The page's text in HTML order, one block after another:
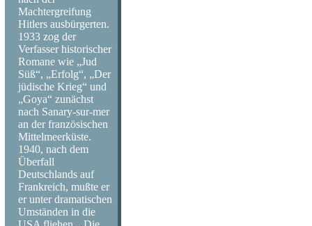
Machtergreifung
Hitlers ausbürgerten.
1933 zog der
Verfasser historischer
Romane wie „Jud
Süß“, „Erfolg“, „Der
jüdische Krieg“ und
„Goya“ zunächst
nach Sanary-sur-mer
an der französischen
Mittelmeerküste.
1940, nach dem
Überfall
Deutschlands auf
Frankreich, mußte er
er unter dramatischen
Umständen in die